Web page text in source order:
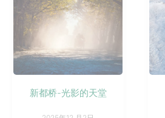
新都桥-光影的天堂